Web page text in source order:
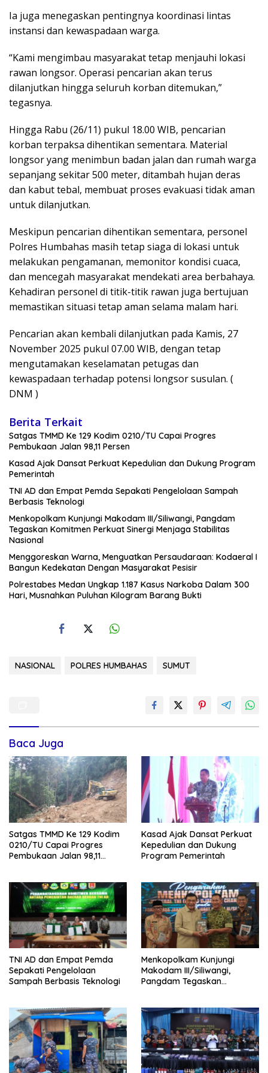
Ia juga menegaskan pentingnya koordinasi lintas
instansi dan kewaspadaan warga.
“Kami mengimbau masyarakat tetap menjauhi lokasi
rawan longsor. Operasi pencarian akan terus
dilanjutkan hingga seluruh korban ditemukan,”
tegasnya.
Hingga Rabu (26/11) pukul 18.00 WIB, pencarian
korban terpaksa dihentikan sementara. Material
longsor yang menimbun badan jalan dan rumah warga
sepanjang sekitar 500 meter, ditambah hujan deras
dan kabut tebal, membuat proses evakuasi tidak aman
untuk dilanjutkan.
Meskipun pencarian dihentikan sementara, personel
Polres Humbahas masih tetap siaga di lokasi untuk
melakukan pengamanan, memonitor kondisi cuaca,
dan mencegah masyarakat mendekati area berbahaya.
Kehadiran personel di titik-titik rawan juga bertujuan
memastikan situasi tetap aman selama malam hari.
Pencarian akan kembali dilanjutkan pada Kamis, 27
November 2025 pukul 07.00 WIB, dengan tetap
mengutamakan keselamatan petugas dan
kewaspadaan terhadap potensi longsor susulan. (
DNM )
Berita Terkait
Satgas TMMD Ke 129 Kodim 0210/TU Capai Progres
Pembukaan Jalan 98,11 Persen
Kasad Ajak Dansat Perkuat Kepedulian dan Dukung Program
Pemerintah
TNI AD dan Empat Pemda Sepakati Pengelolaan Sampah
Berbasis Teknologi
Menkopolkam Kunjungi Makodam III/Siliwangi, Pangdam
Tegaskan Komitmen Perkuat Sinergi Menjaga Stabilitas
Nasional
‎Menggoreskan Warna, Menguatkan Persaudaraan: Kodaeral I
Bangun Kedekatan Dengan Masyarakat Pesisir
Polrestabes Medan Ungkap 1.187 Kasus Narkoba Dalam 300
Hari, Musnahkan Puluhan Kilogram Barang Bukti
NASIONAL POLRES HUMBAHAS SUMUT
Baca Juga
Satgas TMMD Ke 129 Kodim
0210/TU Capai Progres
Pembukaan Jalan 98,11
Kasad Ajak Dansat Perkuat
Kepedulian dan Dukung
Program Pemerintah
TNI AD dan Empat Pemda
Sepakati Pengelolaan
Sampah Berbasis Teknologi
Menkopolkam Kunjungi
Makodam III/Siliwangi,
Pangdam Tegaskan